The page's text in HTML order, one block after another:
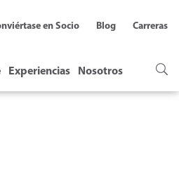
Experiencias Nosotros
en Socio Blog Carreras